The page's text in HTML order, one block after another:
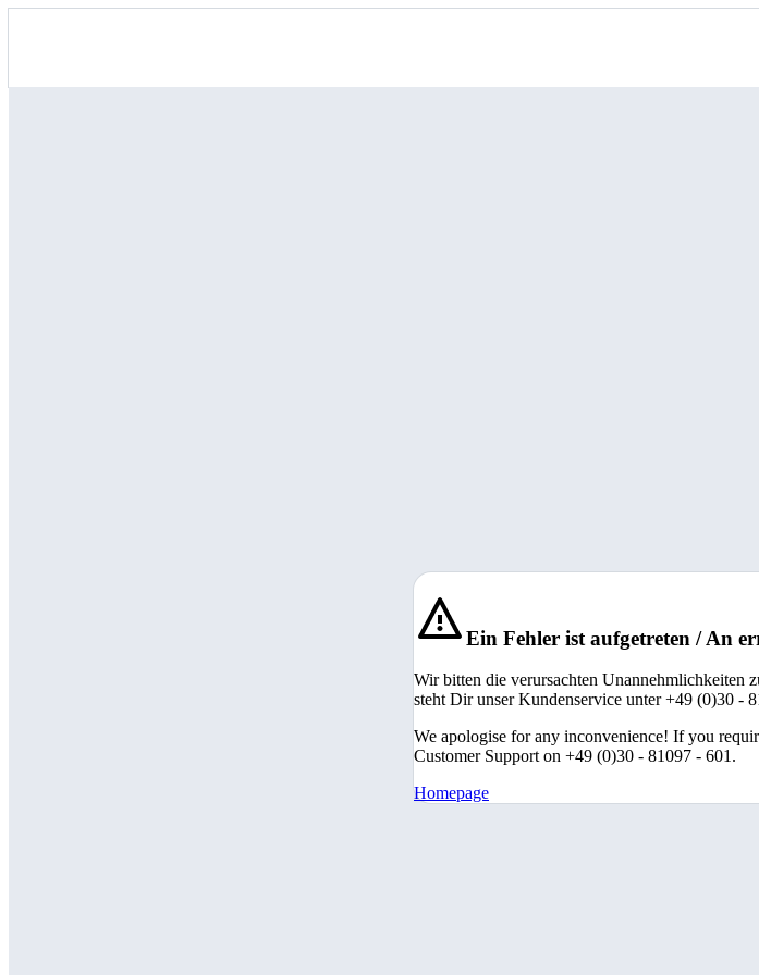
Ein Fehler ist aufgetreten / An
Wir bitten die verursachten Unannehmlichkeiten
steht Dir unser Kundenservice unter +49 (0)30 -
We apologise for any inconvenience! If you
Customer Support on +49 (0)30 - 81097 - 601.
Homepage